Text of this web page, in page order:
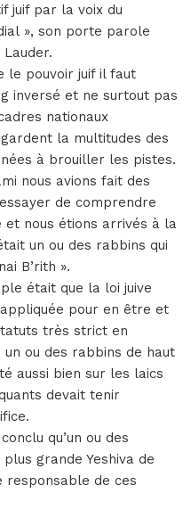
juif par la voix du
», son porte parole
le pouvoir juif il faut
inversé et ne surtout pas
nationaux
la multitudes des
à brouiller les pistes.
nous avions fait des
de comprendre
et nous étions arrivés à la
un ou des rabbins qui
B’rith ».
était que la loi juive
pour en être et
très strict en
un ou des rabbins de haut
aussi bien sur les laics
devait tenir
qu’un ou des
grande Yeshiva de
de ces